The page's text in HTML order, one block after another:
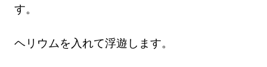
す。
ヘリウムを入れて浮遊します。